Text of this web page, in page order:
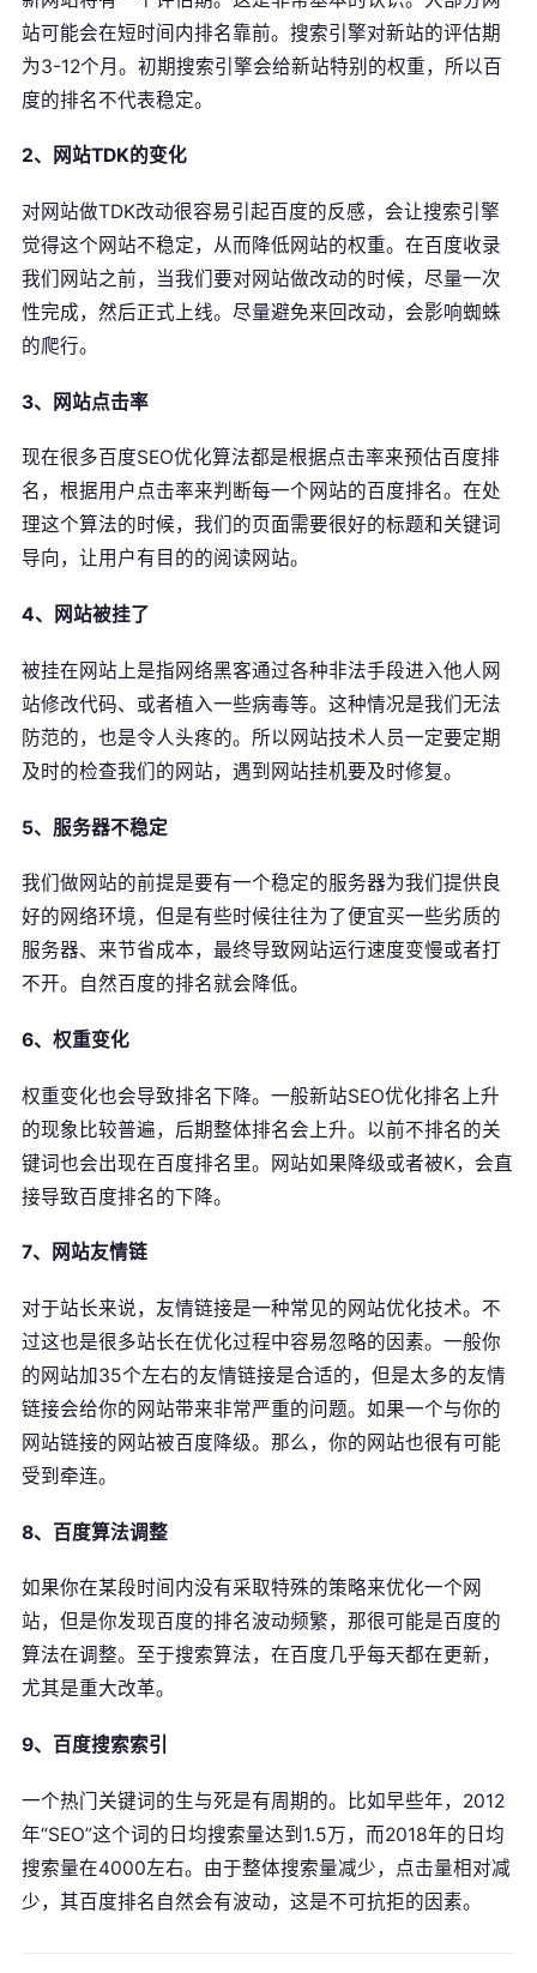
站可能会在短时间内排名靠前。搜索引擎对新站的评估期
为3-12个月。初期搜索引擎会给新站特别的权重，所以百
度的排名不代表稳定。
2、网站TDK的变化
对网站做TDK改动很容易引起百度的反感，会让搜索引擎
觉得这个网站不稳定，从而降低网站的权重。在百度收录
我们网站之前，当我们要对网站做改动的时候，尽量一次
性完成，然后正式上线。尽量避免来回改动，会影响蜘蛛
的爬行。
3、网站点击率
现在很多百度SEO优化算法都是根据点击率来预估百度排
名，根据用户点击率来判断每一个网站的百度排名。在处
理这个算法的时候，我们的页面需要很好的标题和关键词
导向，让用户有目的的阅读网站。
4、网站被挂了
被挂在网站上是指网络黑客通过各种非法手段进入他人网
站修改代码、或者植入一些病毒等。这种情况是我们无法
防范的，也是令人头疼的。所以网站技术人员一定要定期
及时的检查我们的网站，遇到网站挂机要及时修复。
5、服务器不稳定
我们做网站的前提是要有一个稳定的服务器为我们提供良
好的网络环境，但是有些时候往往为了便宜买一些劣质的
服务器、来节省成本，最终导致网站运行速度变慢或者打
不开。自然百度的排名就会降低。
6、权重变化
权重变化也会导致排名下降。一般新站SEO优化排名上升
的现象比较普遍，后期整体排名会上升。以前不排名的关
键词也会出现在百度排名里。网站如果降级或者被K，会直
接导致百度排名的下降。
7、网站友情链
对于站长来说，友情链接是一种常见的网站优化技术。不
过这也是很多站长在优化过程中容易忽略的因素。一般你
的网站加35个左右的友情链接是合适的，但是太多的友情
链接会给你的网站带来非常严重的问题。如果一个与你的
网站链接的网站被百度降级。那么，你的网站也很有可能
受到牵连。
8、百度算法调整
如果你在某段时间内没有采取特殊的策略来优化一个网
站，但是你发现百度的排名波动频繁，那很可能是百度的
算法在调整。至于搜索算法，在百度几乎每天都在更新，
尤其是重大改革。
9、百度搜索索引
一个热门关键词的生与死是有周期的。比如早些年，2012
年“SEO”这个词的日均搜索量达到1.5万，而2018年的日均
搜索量在4000左右。由于整体搜索量减少，点击量相对减
少，其百度排名自然会有波动，这是不可抗拒的因素。
公司名称 *
联系人 *
联系电话 *
意向产品